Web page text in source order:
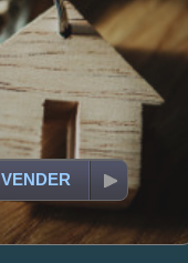
VENDER